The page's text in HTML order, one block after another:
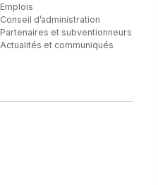
Emplois
Conseil d’administration
Partenaires et subventionneurs
Actualités et communiqués